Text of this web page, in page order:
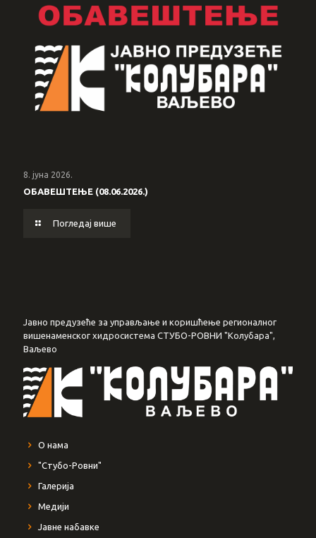
8. јуна 2026.
ОБАВЕШТЕЊЕ (08.06.2026.)
Погледај више
Јавно предузеће за управљање и коришћење регионалног
вишенаменског хидросистема СТУБО-РОВНИ "Колубара",
Ваљево
О нама
"Стубо-Ровни"
Галерија
Медији
Јавне набавке